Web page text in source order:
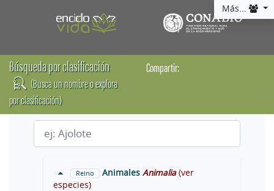
Más...
Búsqueda por clasificación
(Busca un nombre o explora
por clasificación)
Compartir:
Reino Animales Animalia (ver
especies)